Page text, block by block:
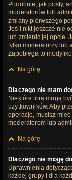
Podobnie, jak posty,
moderatorów lub
zmiany pierwszego
Jeśli nikt jeszcze nie
lub zmienić jej opcje.
tylko moderatorzy lub
Zapobiega to
Na górę
Dlaczego nie mam
Niektóre fora mogą
użytkowników. Aby
operacje, musisz
moderatorem lub
Na górę
Dlaczego nie mogę
Uprawnienia
każdej grupy i dla